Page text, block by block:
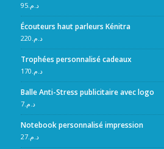
د.م.95
Écouteurs haut parleurs Kénitra
د.م.220
Trophées personnalisé cadeaux
د.م.170
Balle Anti-Stress publicitaire avec logo
د.م.7
Notebook personnalisé impression
د.م.27